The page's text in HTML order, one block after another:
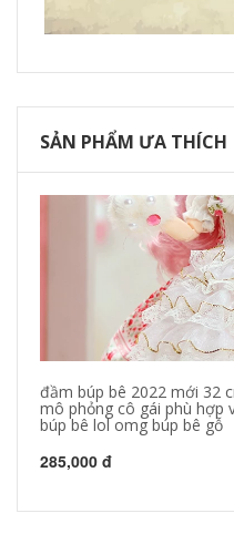
SẢN PHẨM ƯA THÍCH
đầm búp bê 2022 mới 32
mô phỏng cô gái phù hợp
búp bê lol omg búp bê gỗ
285,000 đ